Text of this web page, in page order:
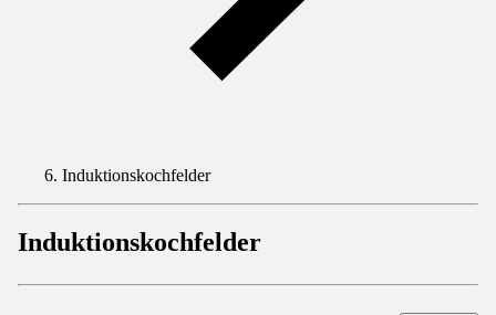
Induktionskochfelder
Induktionskochfelder